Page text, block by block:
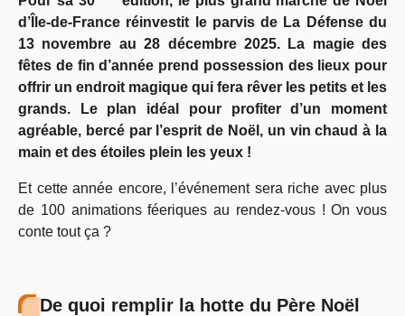
d’Île-de-France réinvestit le parvis de La Défense du
13 novembre au 28 décembre 2025. La magie des
fêtes de fin d’année prend possession des lieux pour
offrir un endroit magique qui fera rêver les petits et les
grands. Le plan idéal pour profiter d’un moment
agréable, bercé par l’esprit de Noël, un vin chaud à la
main et des étoiles plein les yeux !
Et cette année encore, l’événement sera riche avec plus
de 100 animations féeriques au rendez-vous ! On vous
conte tout ça ?
De quoi remplir la hotte du Père Noël